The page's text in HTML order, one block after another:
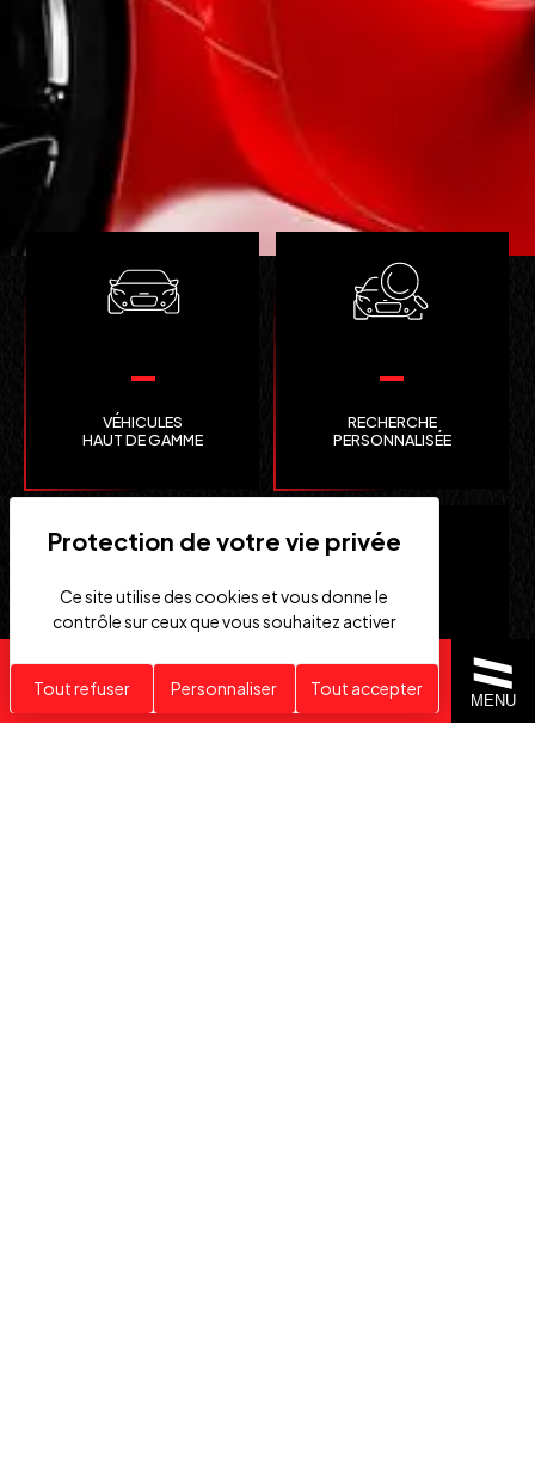
Recherche personnalisée
MENU
VÉHICULES
HAUT DE GAMME
RECHERCHE
PERSONNALISÉE
CLEFS
EN MAIN
IMPORTATION EUROPE
SUISSE ET ÉTATS-UNIS
Ce site utilise des cookies et vous donne le
contrôle sur ceux que vous souhaitez activer
Tout accepter
Tout refuser Personnaliser